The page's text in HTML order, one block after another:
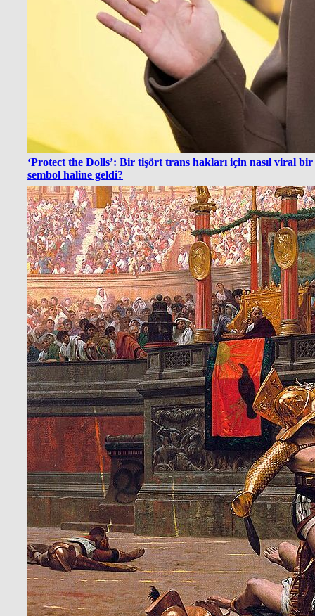
‘Protect the Dolls’: Bir tişört trans hakları için nasıl viral bir
sembol haline geldi?